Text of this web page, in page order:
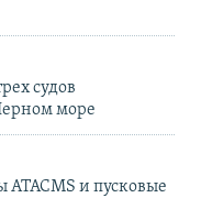
судов
море
и пусковые